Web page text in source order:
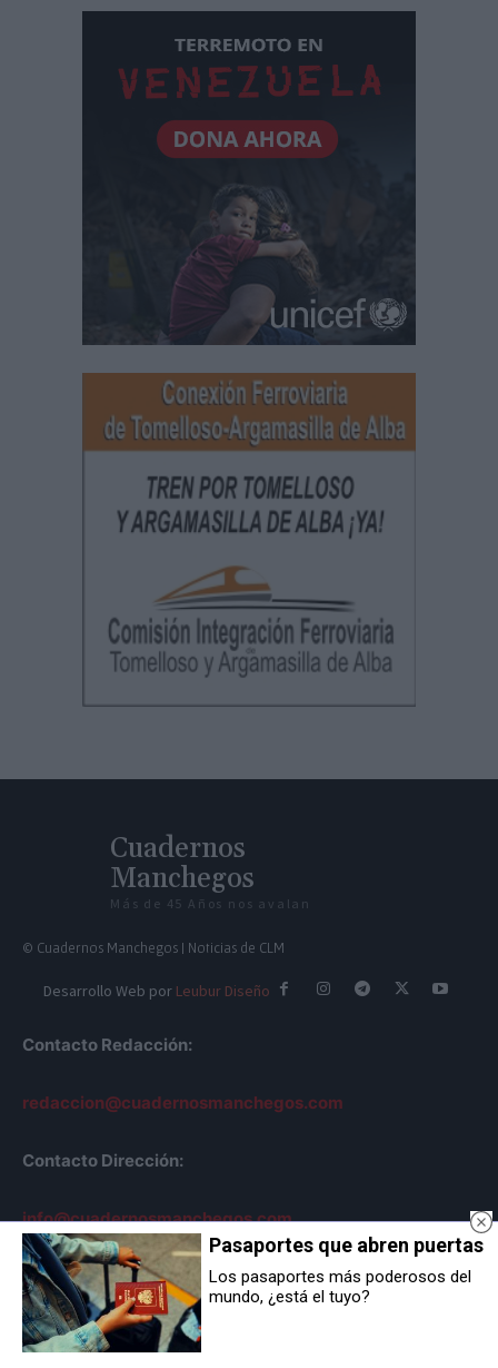
Cuadernos
Manchegos
Más de 45 Años nos avalan
© Cuadernos Manchegos | Noticias de CLM
Desarrollo Web por Leubur Diseño
Contacto Redacción:
redaccion@cuadernosmanchegos.com
Contacto Dirección:
info@cuadernosmanchegos.com
Sobre Nosotros
Pasaportes que abren puertas
Los pasaportes más poderosos del
mundo, ¿está el tuyo?